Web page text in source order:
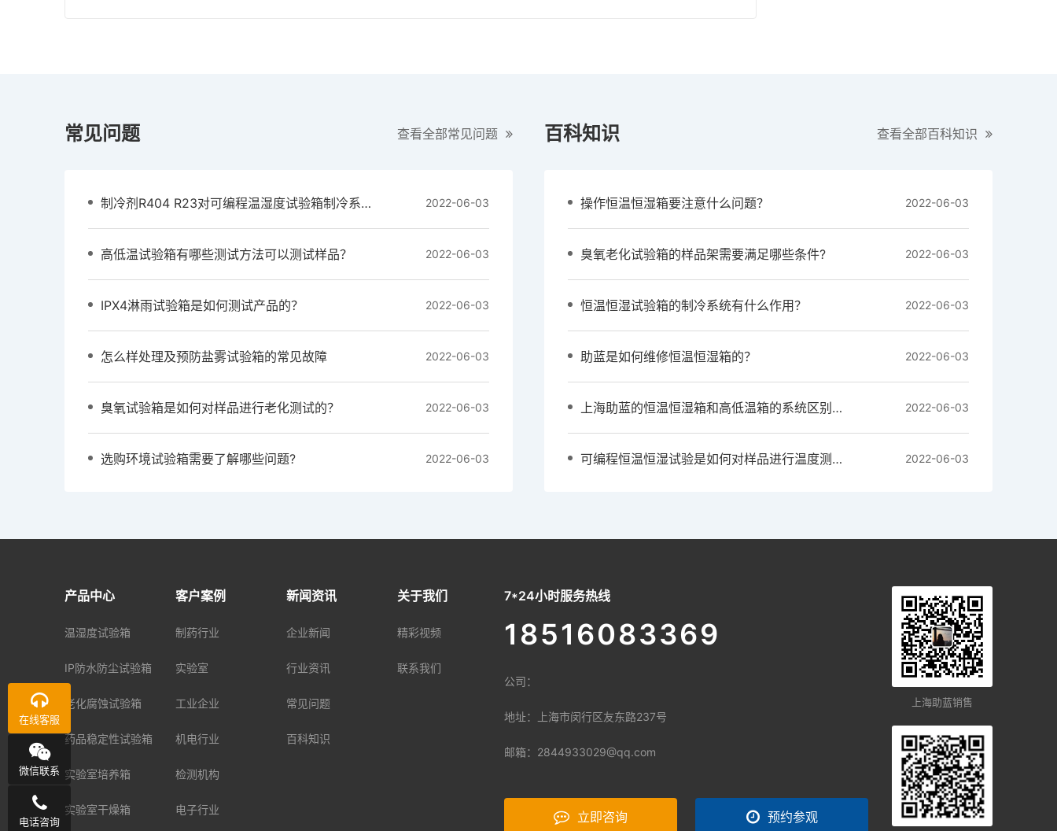
常见问题 查看全部常见问题
制冷剂R404 R23对可编程温湿度试验箱制冷系统的重要性 2022-06-03
高低温试验箱有哪些测试方法可以测试样品？ 2022-06-03
IPX4淋雨试验箱是如何测试产品的？ 2022-06-03
怎么样处理及预防盐雾试验箱的常见故障 2022-06-03
臭氧试验箱是如何对样品进行老化测试的？ 2022-06-03
选购环境试验箱需要了解哪些问题? 2022-06-03
百科知识 查看全部百科知识
操作恒温恒湿箱要注意什么问题？ 2022-06-03
臭氧老化试验箱的样品架需要满足哪些条件? 2022-06-03
恒温恒湿试验箱的制冷系统有什么作用？ 2022-06-03
助蓝是如何维修恒温恒湿箱的？ 2022-06-03
上海助蓝的恒温恒湿箱和高低温箱的系统区别是什么？ 2022-06-03
可编程恒温恒湿试验是如何对样品进行温度测试的？ 2022-06-03
产品中心
温湿度试验箱
IP防水防尘试验箱
老化腐蚀试验箱
药品稳定性试验箱
实验室培养箱
实验室干燥箱
客户案例
制药行业
实验室
工业企业
机电行业
检测机构
电子行业
新闻资讯
企业新闻
行业资讯
常见问题
百科知识
关于我们
精彩视频
联系我们
7*24小时服务热线
18516083369
公司：
地址：上海市闵行区友东路237号
邮箱： 2844933029@qq.com
立即咨询 预约参观
上海助蓝销售
在线客服
微信联系
电话咨询